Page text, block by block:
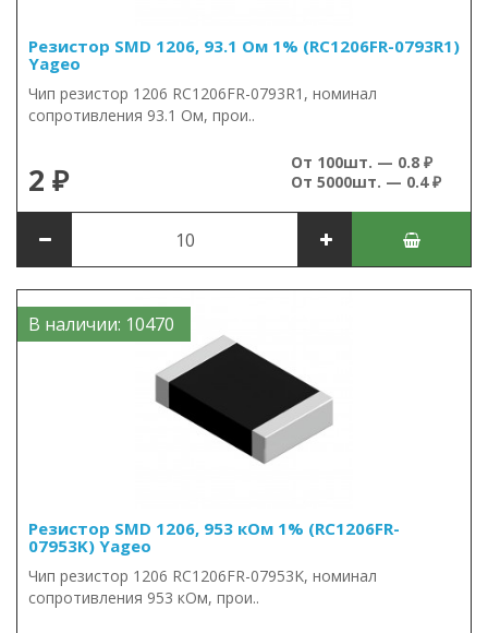
Резистор SMD 1206, 93.1 Ом 1% (RC1206FR-0793R1)
Yageo
Чип резистор 1206 RC1206FR-0793R1, номинал
сопротивления 93.1 Ом, прои..
2 ₽
От 100шт. — 0.8 ₽
От 5000шт. — 0.4 ₽
В наличии: 10470
Резистор SMD 1206, 953 кОм 1% (RC1206FR-
07953K) Yageo
Чип резистор 1206 RC1206FR-07953K, номинал
сопротивления 953 кОм, прои..